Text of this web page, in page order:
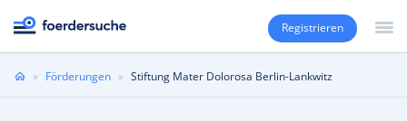
Registrieren
Sie» Förderungen » Stiftung Mater Dolorosa Berlin-Lankwitz